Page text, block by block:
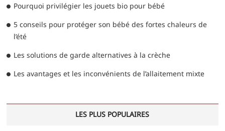
Pourquoi privilégier les jouets bio pour bébé
5 conseils pour protéger son bébé des fortes chaleurs de
l’été
Les solutions de garde alternatives à la crèche
Les avantages et les inconvénients de l’allaitement mixte
LES PLUS POPULAIRES